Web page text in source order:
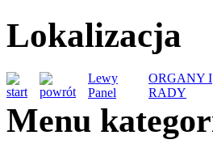
Lokalizacja
Lewy
Panel
ORGANY I
RADY
Menu